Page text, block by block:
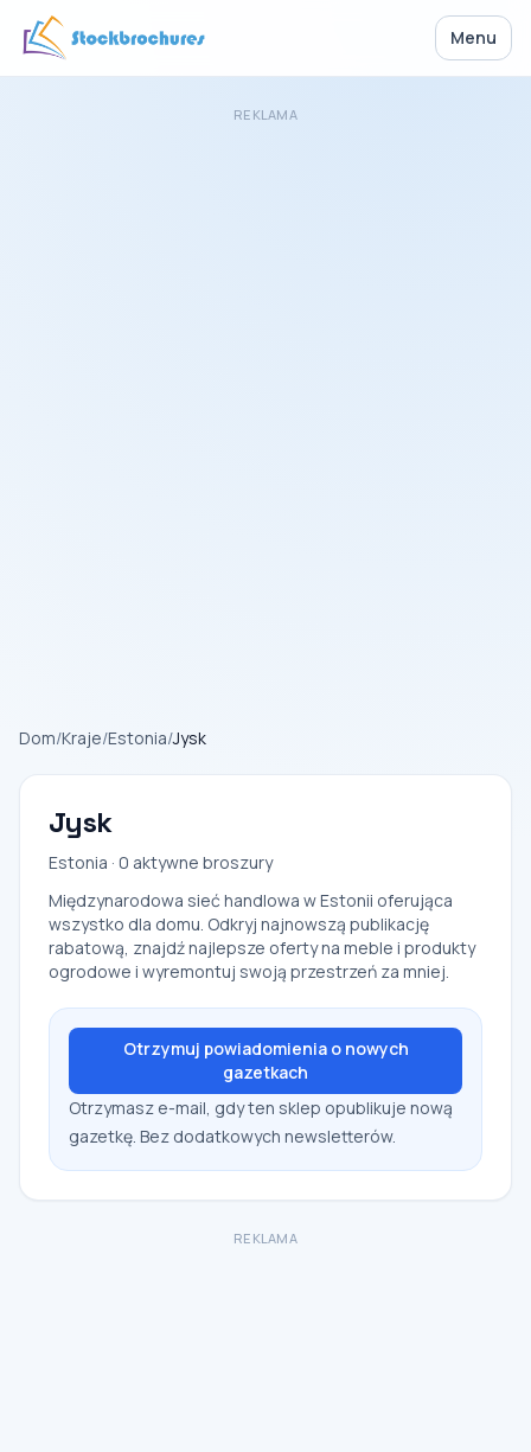
Menu
REKLAMA
Dom/Kraje/Estonia/Jysk
Jysk
Estonia · 0 aktywne broszury
Międzynarodowa sieć handlowa w Estonii oferująca
wszystko dla domu. Odkryj najnowszą publikację
rabatową, znajdź najlepsze oferty na meble i produkty
ogrodowe i wyremontuj swoją przestrzeń za mniej.
Otrzymuj powiadomienia o nowych
gazetkach
Otrzymasz e-mail, gdy ten sklep opublikuje nową
gazetkę. Bez dodatkowych newsletterów.
REKLAMA